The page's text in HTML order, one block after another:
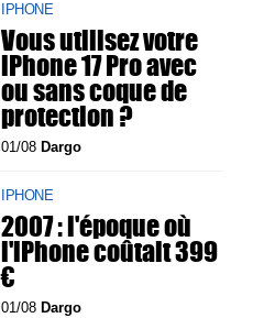
IPHONE
Vous utilisez votre
iPhone 17 Pro avec
ou sans coque de
protection ?
01/08 Dargo
IPHONE
2007 : l'époque où
l'iPhone coûtait 399
€
01/08 Dargo